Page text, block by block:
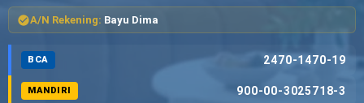
A/N Rekening: Bayu Dima
BCA 2470-1470-19
MANDIRI 900-00-3025718-3